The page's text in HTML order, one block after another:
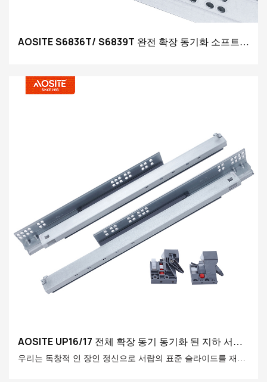
AOSITE S6836T/ S6839T 완전 확장 동기화 소프트
AOSITE UP16/17 전체 확장 동기 동기화 된 지하 서랍
슬라이드 (핸들 포함)
우리는 독창적 인 장인 정신으로 서랍의 표준 슬라이드를 재정